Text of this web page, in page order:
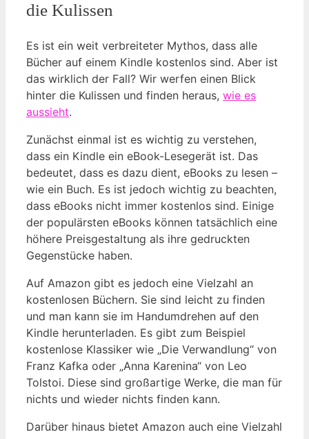
die Kulissen
Es ist ein weit verbreiteter Mythos, dass alle
Bücher auf einem Kindle kostenlos sind. Aber ist
das wirklich der Fall? Wir werfen einen Blick
hinter die Kulissen und finden heraus, wie es
aussieht.
Zunächst einmal ist es wichtig zu verstehen,
dass ein Kindle ein eBook-Lesegerät ist. Das
bedeutet, dass es dazu dient, eBooks zu lesen –
wie ein Buch. Es ist jedoch wichtig zu beachten,
dass eBooks nicht immer kostenlos sind. Einige
der populärsten eBooks können tatsächlich eine
höhere Preisgestaltung als ihre gedruckten
Gegenstücke haben.
Auf Amazon gibt es jedoch eine Vielzahl an
kostenlosen Büchern. Sie sind leicht zu finden
und man kann sie im Handumdrehen auf den
Kindle herunterladen. Es gibt zum Beispiel
kostenlose Klassiker wie „Die Verwandlung“ von
Franz Kafka oder „Anna Karenina“ von Leo
Tolstoi. Diese sind großartige Werke, die man für
nichts und wieder nichts finden kann.
Darüber hinaus bietet Amazon auch eine Vielzahl